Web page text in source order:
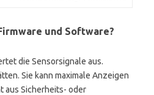
und Software?
die Sensorsignale aus.
Sie kann maximale Anzeigen
aus Sicherheits- oder